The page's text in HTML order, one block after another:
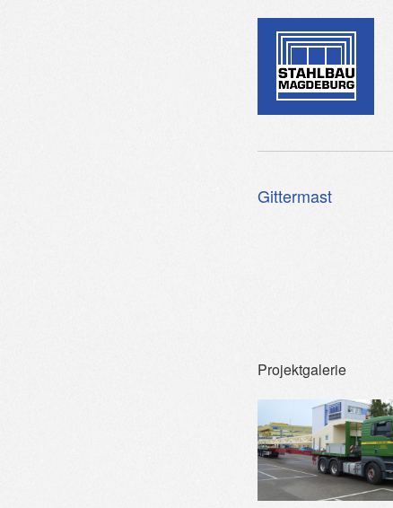
Gittermast
Projektgalerie